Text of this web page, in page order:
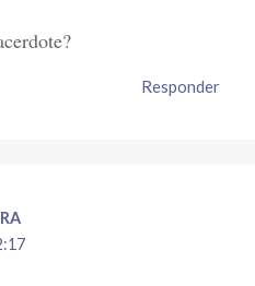
Responder